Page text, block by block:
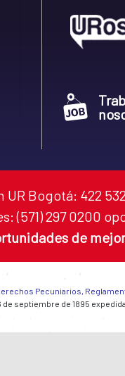
Bogotá: 422
297 0200
de
Pecuniarios,
septiembre de 1895